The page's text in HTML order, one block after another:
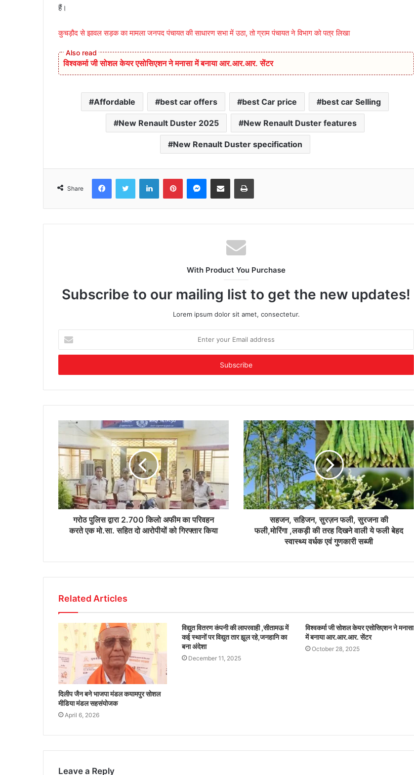
हैं।
कुचड़ौद से झावल सड़क का मामला जनपद पंचायत की साधारण सभा में उठा, तो ग्राम पंचायत ने विभाग को पत्र लिखा
विश्वकर्मा जी सोशल केयर एसोसिएशन ने मनासा में बनाया आर.आर.आर. सेंटर
Affordable best car offers best Car price best car Selling
New Renault Duster 2025 New Renault Duster features
New Renault Duster specification
Share
FacebookTwitter LinkedInPinterestMessenger
Share via Email Print
With Product You Purchase
Subscribe to our mailing list to get the new updates!
Lorem ipsum dolor sit amet, consectetur.
your
Email
गरोठ पुलिस द्वारा 2.700 किलो अफीम का परिवहन
करते एक मो.सा. सहित दो आरोपीयों को गिरफ्तार किया
सहजन, सहिजन, सुरज़न फली, सुरजना की
फली,मोरिंगा ,लकड़ी की तरह दिखने वाली ये फली बेहद
स्वास्थ्य वर्धक एवं गुणकारी सब्जी
Related Articles
दिलीप जैन बने भाजपा मंडल कयामपुर सोशल
मीडिया मंडल सहसंयोजक
April 6, 2026
विद्युत वितरण कंपनी की लापरवाही ,सीतामऊ में
कई स्थानों पर विद्युत तार झूल रहे,जनहानि का
बना अंदेशा
December 11, 2025
विश्वकर्मा जी सोशल केयर एसोसिएशन ने मनासा
में बनाया आर.आर.आर. सेंटर
October 28, 2025
Leave a Reply